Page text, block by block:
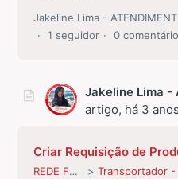
Jakeline Lima -
1 seguidor
0 comentário
Jakeline Lima -
artigo, há 3 anos
Criar Requisição de
REDE FROTA Transportador -